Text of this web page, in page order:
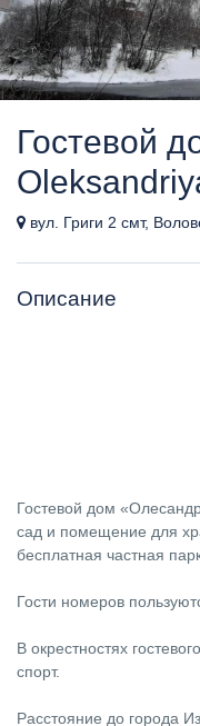
Гостевой
вул. Григи 2 смт,
Описание
Гостевой дом
сад и помещение для
бесплатная частная
Гости номеров
В окрестностях
спорт.
Расстояние до города